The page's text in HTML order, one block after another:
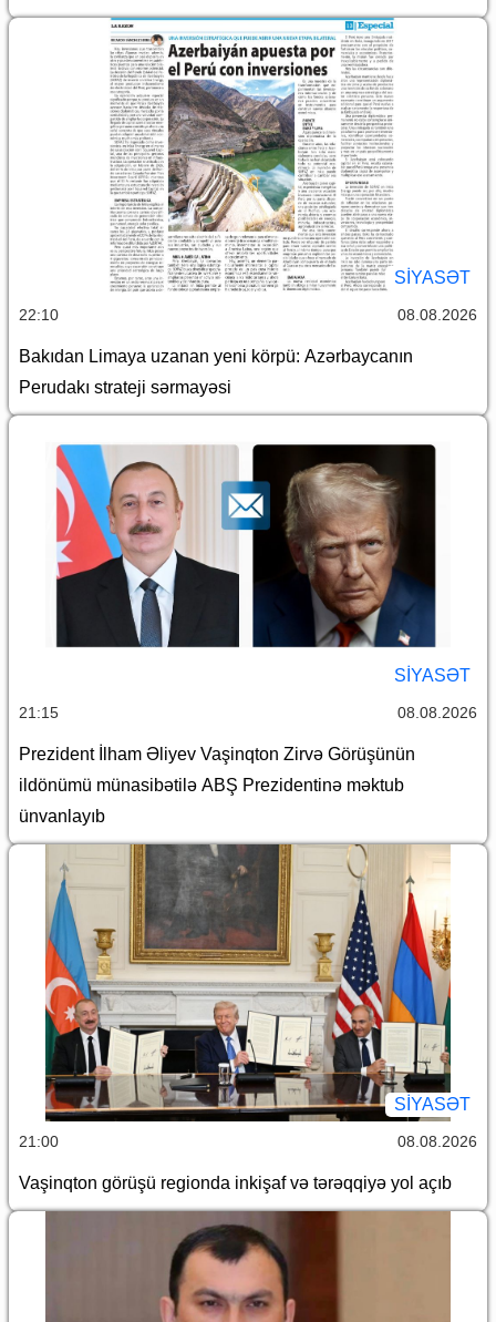
SİYASƏT
22:10 08.08.2026
Bakıdan Limaya uzanan yeni körpü: Azərbaycanın
Perudakı strateji sərmayəsi
SİYASƏT
21:15 08.08.2026
Prezident İlham Əliyev Vaşinqton Zirvə Görüşünün
ildönümü münasibətilə ABŞ Prezidentinə məktub
ünvanlayıb
SİYASƏT
21:00 08.08.2026
Vaşinqton görüşü regionda inkişaf və tərəqqiyə yol açıb